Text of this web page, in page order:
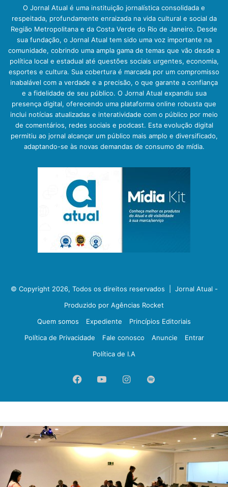
O Jornal Atual é uma instituição jornalística consolidada e
respeitada, profundamente enraizada na vida cultural e social da
Região Metropolitana e da Costa Verde do Rio de Janeiro. Desde
sua fundação, o Jornal Atual tem sido uma voz importante na
comunidade, cobrindo uma ampla gama de temas que vão desde a
política local e estadual até questões sociais urgentes, economia,
esportes e cultura. Sua cobertura é marcada por um compromisso
inabalável com a verdade e a precisão, o que garante a confiança
e a fidelidade de seu público. O Jornal Atual expandiu sua
presença digital, oferecendo uma plataforma online robusta que
inclui notícias atualizadas e interatividade com o público por meio
de comentários, redes sociais e podcast. Esta evolução digital
permitiu ao jornal alcançar um público mais amplo e diversificado,
adaptando-se às novas demandas de consumo de mídia.
© Copyright 2026, Todos os direitos reservados | Jornal Atual -
Produzido por Agências Rocket
Quem somos
Expediente
Princípios Editoriais
Política de Privacidade
Fale conosco Anuncie
Entrar
Política de I.A
FacebookYouTubeInstagram
Spotify